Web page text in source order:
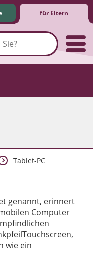
für Eltern
Tablet-PC
genannt, erinnert
Computer
wie ein